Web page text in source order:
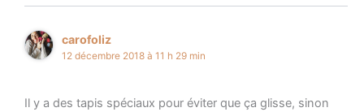
carofoliz
12 décembre 2018 à 11 h 29 min
Il y a des tapis spéciaux pour éviter que ça glisse, sinon